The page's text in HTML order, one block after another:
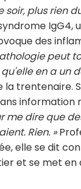
plus rien
IgG4,
des
peut
en a un
la trentenaire.
information
me dire que
Rien. »
elle se dit
et se met en